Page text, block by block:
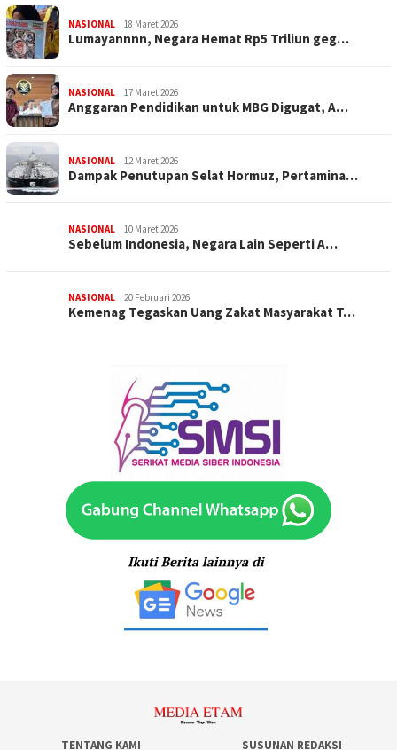
NASIONAL 18 Maret 2026
Lumayannnn, Negara Hemat Rp5 Triliun geg…
NASIONAL 17 Maret 2026
Anggaran Pendidikan untuk MBG Digugat, A…
NASIONAL 12 Maret 2026
Dampak Penutupan Selat Hormuz, Pertamina…
NASIONAL 10 Maret 2026
Sebelum Indonesia, Negara Lain Seperti A…
NASIONAL 20 Februari 2026
Kemenag Tegaskan Uang Zakat Masyarakat T…
TENTANG KAMI SUSUNAN REDAKSI